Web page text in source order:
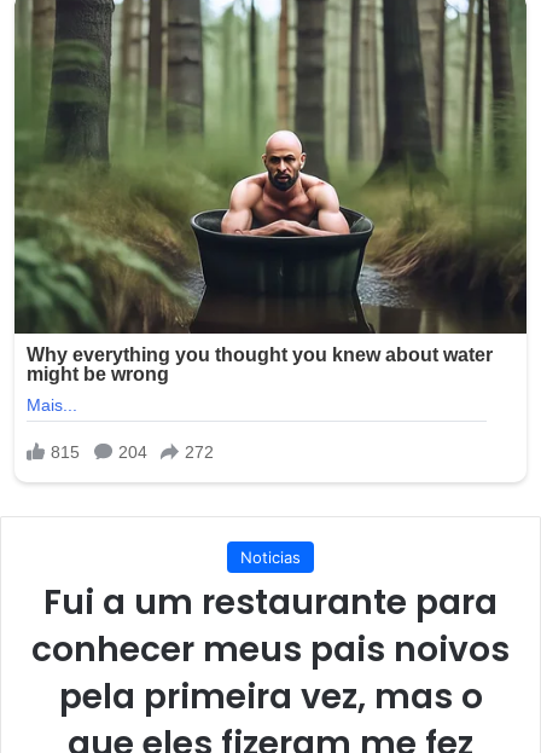
Noticias
Fui a um restaurante para
conhecer meus pais noivos
pela primeira vez, mas o